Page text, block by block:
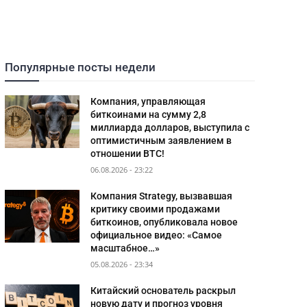
Популярные посты недели
Компания, управляющая
биткоинами на сумму 2,8
миллиарда долларов, выступила с
оптимистичным заявлением в
отношении BTC!
06.08.2026 - 23:22
Компания Strategy, вызвавшая
критику своими продажами
биткоинов, опубликовала новое
официальное видео: «Самое
масштабное…»
05.08.2026 - 23:34
Китайский основатель раскрыл
новую дату и прогноз уровня